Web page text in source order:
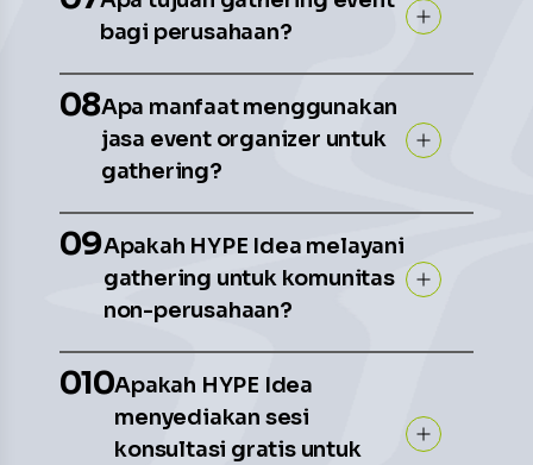
bagi perusahaan?
08Apa manfaat menggunakan
jasa event organizer untuk
gathering?
09Apakah HYPE Idea melayani
gathering untuk komunitas
non-perusahaan?
010Apakah HYPE Idea
menyediakan sesi
konsultasi gratis untuk